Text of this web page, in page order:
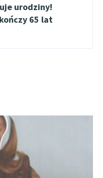
urodziny!
65 lat